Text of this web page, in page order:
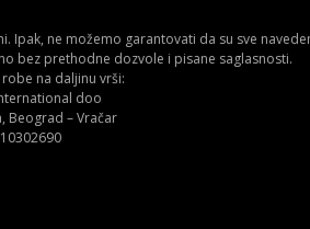
Ipak, ne možemo garantovati da su sve
bez prethodne dozvole i pisane saglasnosti.
na daljinu vrši:
doo
Beograd – Vračar